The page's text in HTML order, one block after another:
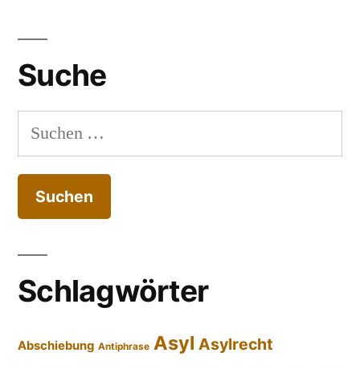
Suche
Suchen
nach:
Schlagwörter
Abschiebung Antiphrase Asyl Asylrecht